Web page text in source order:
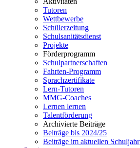
Tutoren
Wettbewerbe
Schülerzeitung
Schulsanitätsdienst
Projekte
Förderprogramm
Schulpartnerschaften
Fahrten-Programm
Sprachzertifikate
Lern-Tutoren
MMG-Coaches
Lernen lernen
Talentförderung
Archivierte Beiträge
Beiträge bis 2024/25
Beiträge im aktuellen Schuljahr